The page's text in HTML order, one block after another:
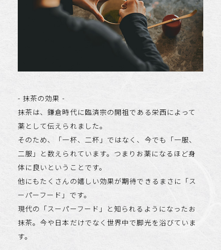
- 抹茶の効果 -
抹茶は、鎌倉時代に臨済宗の開祖である栄西によって
薬として伝えられました。
そのため、「一杯、二杯」ではなく、今でも「一服、
二服」と数えられています。つまりお薬になるほど身
体に良いということです。
他にもたくさんの嬉しい効果が期待できるまさに「ス
ーパーフード」です。
現代の「スーパーフード」と知られるようになったお
抹茶。今や日本だけでなく世界中で脚光を浴びていま
す。